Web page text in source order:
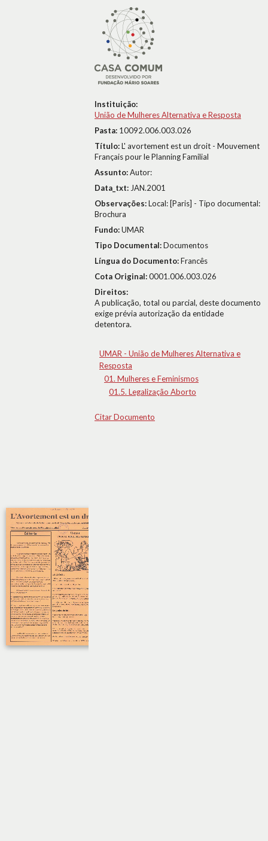
Instituição:
União de Mulheres Alternativa e Resposta
Pasta: 10092.006.003.026
Título:L' avortement est un droit - Mouvement
Français pour le Planning Familial
Assunto:Autor:
Data_txt: JAN.2001
Observações:Local: [Paris] - Tipo documental:
Brochura
Fundo:UMAR
Tipo Documental:Documentos
Língua do Documento:Francês
Cota Original:0001.006.003.026
Direitos:
A publicação, total ou parcial, deste documento
exige prévia autorização da entidade
detentora.
UMAR - União de Mulheres Alternativa e
Resposta
01. Mulheres e Feminismos
01.5. Legalização Aborto
Citar Documento